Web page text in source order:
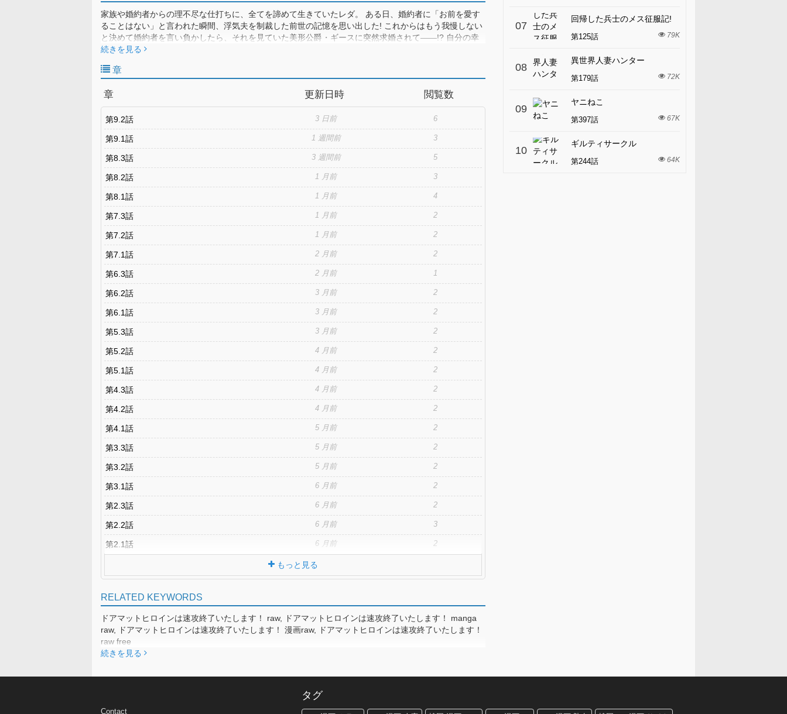
家族や婚約者からの理不尽な仕打ちに、全てを諦めて生きていたレダ。 ある日、婚約者に「お前を愛す
ることはない」と言われた瞬間、浮気夫を制裁した前世の記憶を思い出した! これからはもう我慢しない
と決めて婚約者を言い負かしたら、それを見ていた美形公爵・ギースに突然求婚されて――!? 自分の幸
せもみんなの幸せもつかみ取る、転生令嬢の逆転劇、開幕!
続きを見る
章
章 更新日時 閲覧数
第9.2話 3 日前 6
第9.1話 1 週間前 3
第8.3話 3 週間前 5
第8.2話 1 月前 3
第8.1話 1 月前 4
第7.3話 1 月前 2
第7.2話 1 月前 2
第7.1話 2 月前 2
第6.3話 2 月前 1
第6.2話 3 月前 2
第6.1話 3 月前 2
第5.3話 3 月前 2
第5.2話 4 月前 2
第5.1話 4 月前 2
第4.3話 4 月前 2
第4.2話 4 月前 2
第4.1話 5 月前 2
第3.3話 5 月前 2
第3.2話 5 月前 2
第3.1話 6 月前 2
第2.3話 6 月前 2
第2.2話 6 月前 3
第2.1話 6 月前 2
もっと見る
RELATED KEYWORDS
ドアマットヒロインは速攻終了いたします！ raw, ドアマットヒロインは速攻終了いたします！ manga
raw, ドアマットヒロインは速攻終了いたします！ 漫画raw, ドアマットヒロインは速攻終了いたします！
raw free
続きを見る
07
回帰した兵士のメス征服記!
第125話 79K
08
異世界人妻ハンター
第179話 72K
09
ヤニねこ
第397話 67K
10
ギルティサークル
第244話 64K
Contact
タグ